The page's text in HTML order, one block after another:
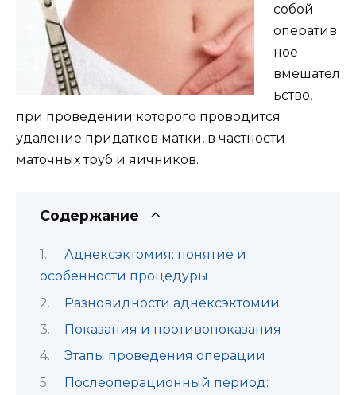
собой
оператив
ное
вмешател
ьство,
при проведении которого проводится
удаление придатков матки, в частности
маточных труб и яичников.
Содержание
Аднексэктомия: понятие и
особенности процедуры
Разновидности аднексэктомии
Показания и противопоказания
Этапы проведения операции
Послеоперационный период: